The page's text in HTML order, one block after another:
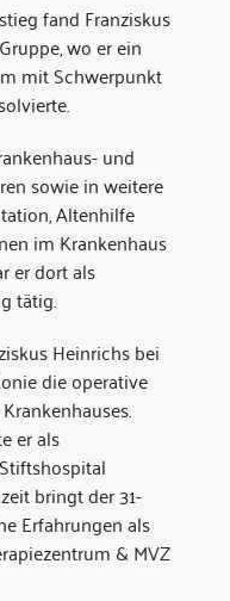
fand Franziskus
wo er ein
mit Schwerpunkt
und
sowie in weitere
Altenhilfe
im Krankenhaus
er dort als
tätig.
Heinrichs bei
die operative
er als
bringt der 31-
Erfahrungen als
& MVZ